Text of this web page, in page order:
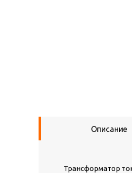
Описание
Трансформатор